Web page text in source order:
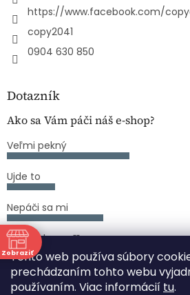
Tento web používa súbory
prechádzaním tohto webu
používaním. Viac informácií tu.
https://www.facebook.com/
copy2041
0904 630 850
Dotazník
Ako sa Vám páči náš e-shop?
Veľmi pekný
Ujde to
Nepáči sa mi
Počet hlasov:11
Zobraziť